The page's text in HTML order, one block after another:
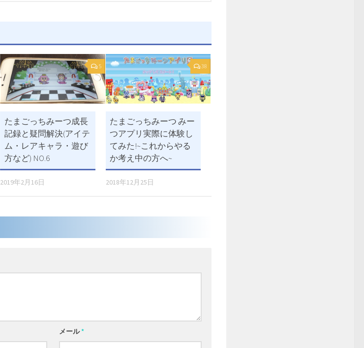
5
たまごっちみーつ成長
記録と疑問解決(アイテ
ム・レアキャラ・遊び
方など) NO.6
2019年2月16日
38
たまごっちみーつ みー
つアプリ実際に体験し
てみた!~これからやる
か考え中の方へ~
2018年12月25日
メール*